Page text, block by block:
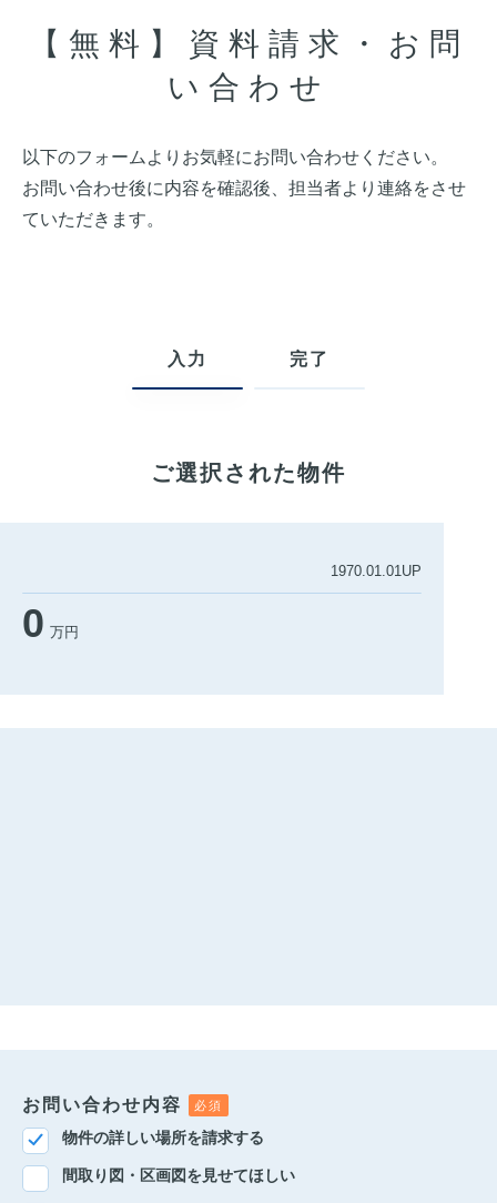
【無料】資料請求・お問
い合わせ
以下のフォームよりお気軽にお問い合わせください。
お問い合わせ後に内容を確認後、担当者より連絡をさせ
ていただきます。
入力 完了
ご選択された物件
1970.01.01UP
0 万円
お問い合わせ内容
物件の詳しい場所を請求する
間取り図・区画図を見せてほしい